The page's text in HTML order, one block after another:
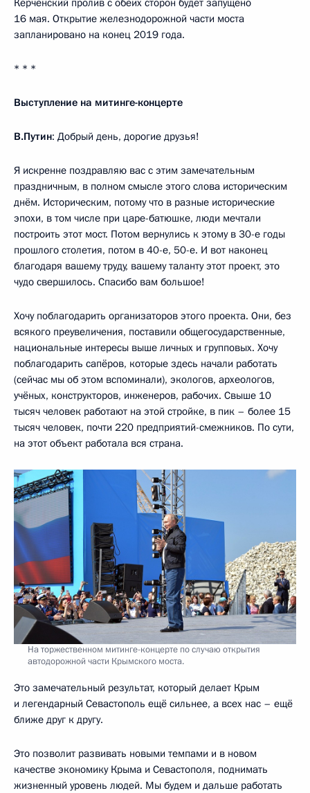
Керченский пролив с обеих сторон будет запущено
16 мая. Открытие железнодорожной части моста
запланировано на конец 2019 года.
* * *
Выступление на митинге-концерте
В.Путин: Добрый день, дорогие друзья!
Я искренне поздравляю вас с этим замечательным
праздничным, в полном смысле этого слова историческим
днём. Историческим, потому что в разные исторические
эпохи, в том числе при царе-батюшке, люди мечтали
построить этот мост. Потом вернулись к этому в 30-е годы
прошлого столетия, потом в 40-е, 50-е. И вот наконец
благодаря вашему труду, вашему таланту этот проект, это
чудо свершилось. Спасибо вам большое!
Хочу поблагодарить организаторов этого проекта. Они, без
всякого преувеличения, поставили общегосударственные,
национальные интересы выше личных и групповых. Хочу
поблагодарить сапёров, которые здесь начали работать
(сейчас мы об этом вспоминали), экологов, археологов,
учёных, конструкторов, инженеров, рабочих. Свыше 10
тысяч человек работают на этой стройке, в пик – более 15
тысяч человек, почти 220 предприятий-смежников. По сути,
на этот объект работала вся страна.
На торжественном митинге-концерте по случаю открытия
автодорожной части Крымского моста.
Это замечательный результат, который делает Крым
и легендарный Севастополь ещё сильнее, а всех нас – ещё
ближе друг к другу.
Это позволит развивать новыми темпами и в новом
качестве экономику Крыма и Севастополя, поднимать
жизненный уровень людей. Мы будем и дальше работать